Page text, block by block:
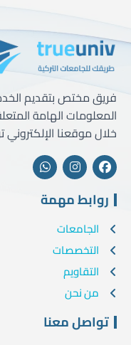
فريق مختص بتقديم
المعلومات الهامة
خلال موقعنا الإلكتروني
روابط مهمة
الجامعات
التخصصات
التقاويم
من نحن
تواصل معنا